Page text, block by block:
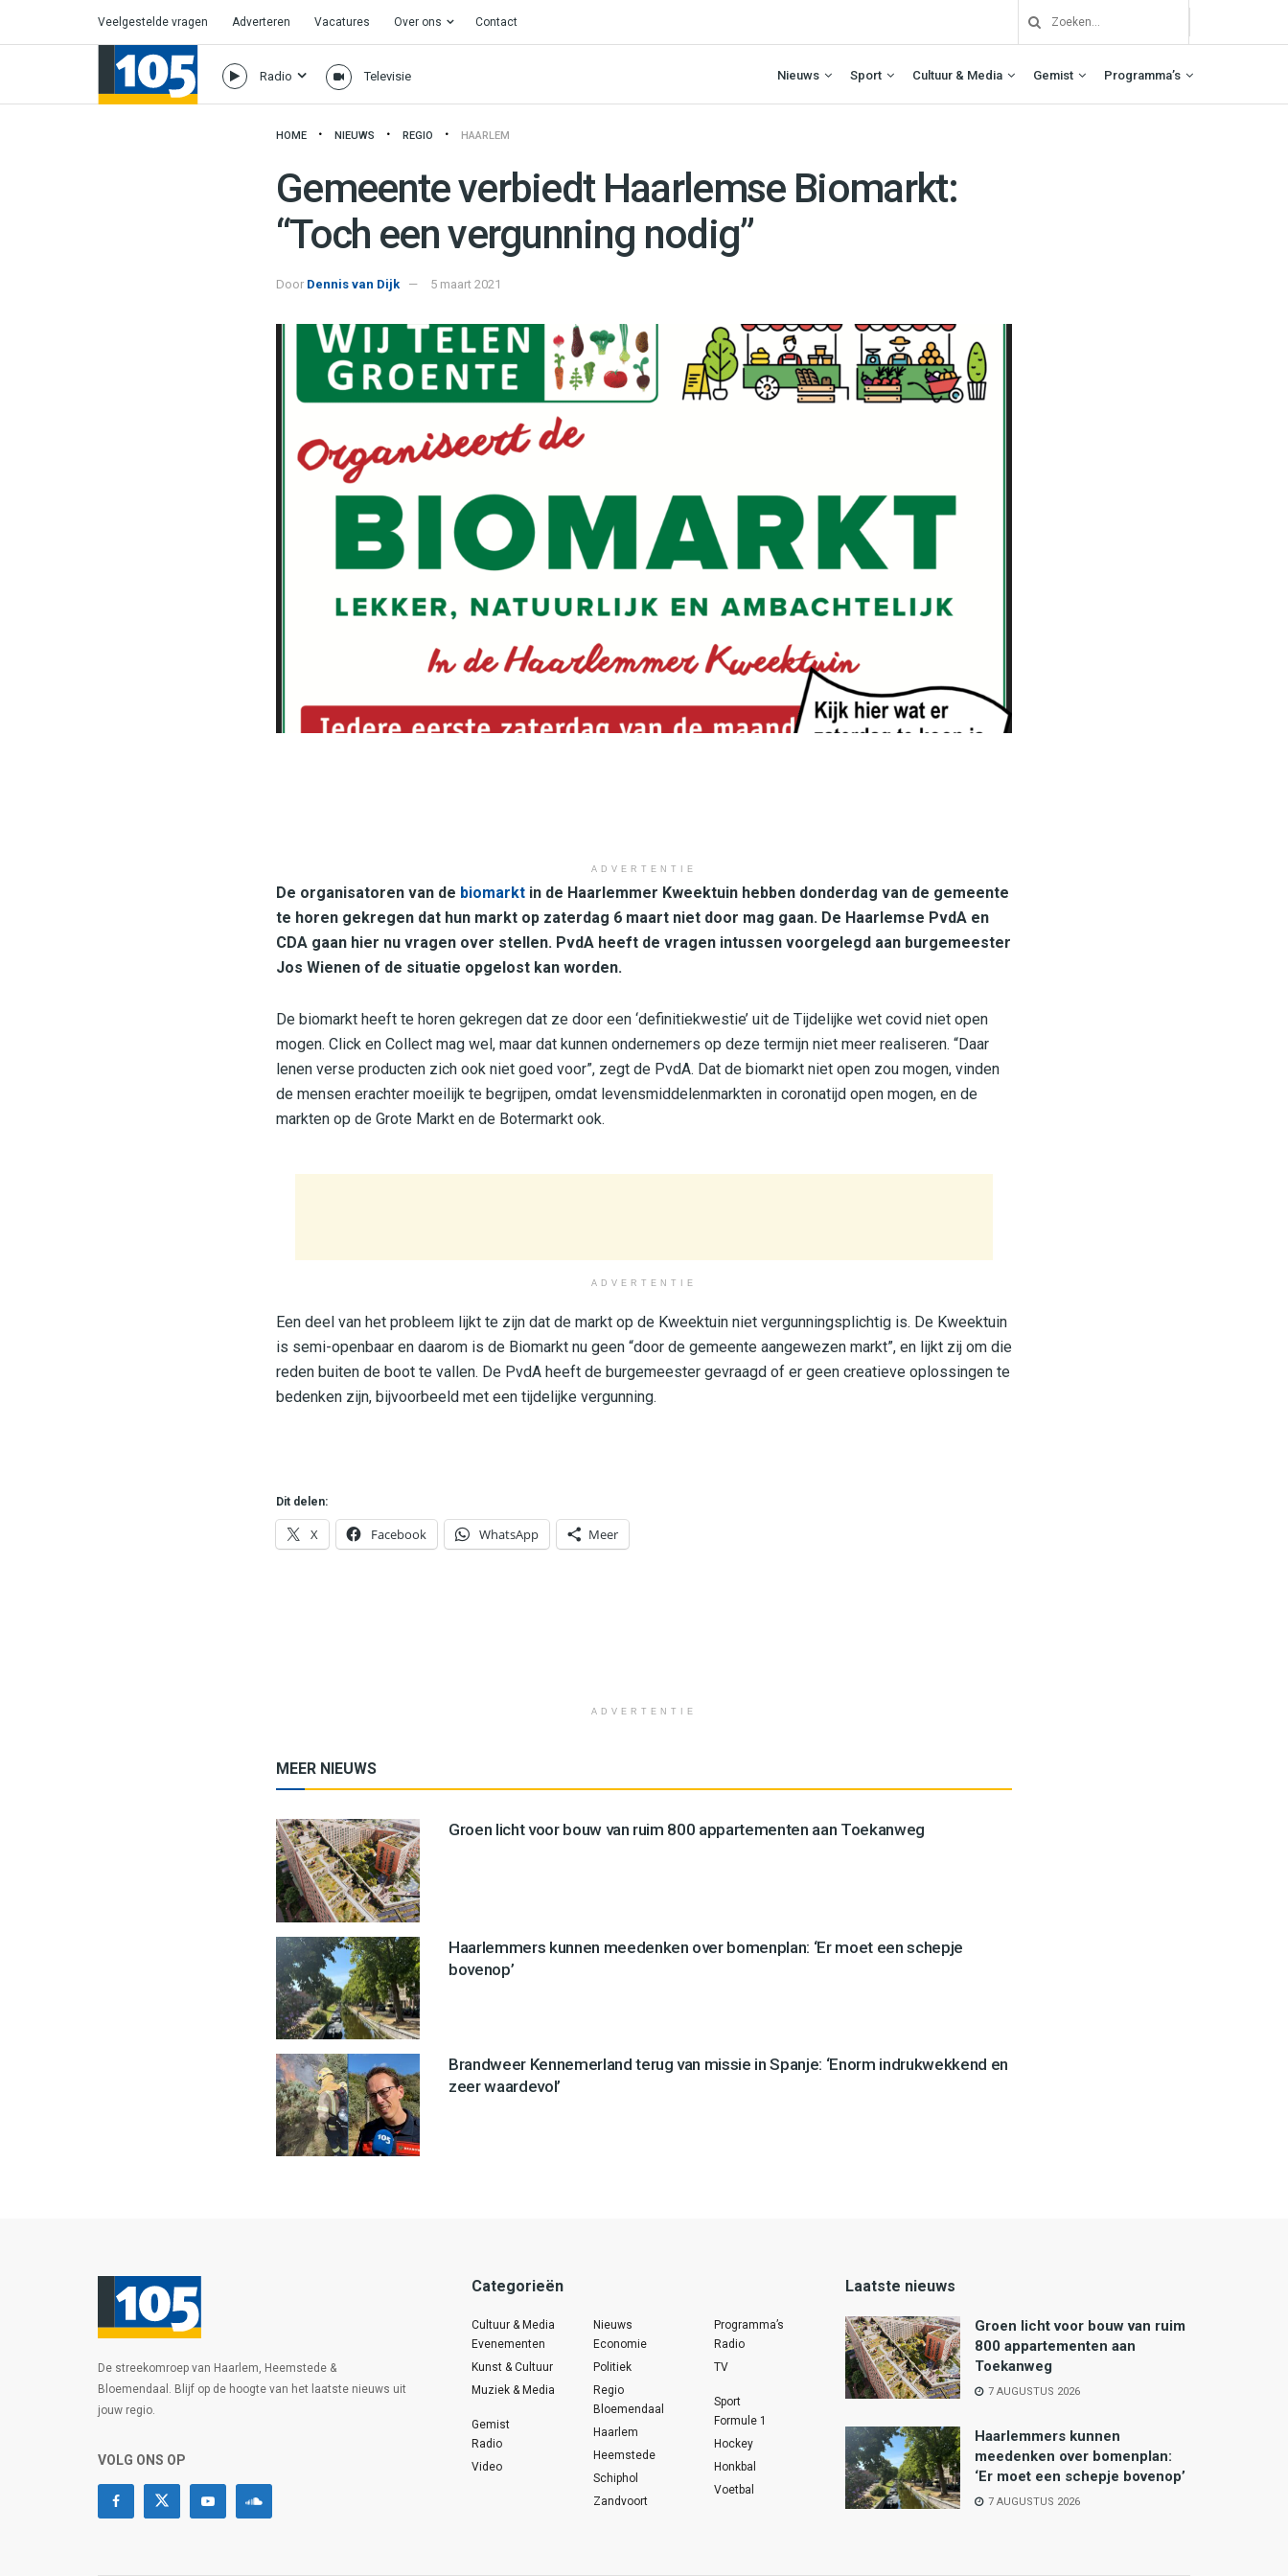
Veelgestelde vragen Adverteren Vacatures Over ons Contact
Radio Televisie Nieuws Sport Cultuur & Media Gemist Programma’s
HOME NIEUWS REGIO HAARLEM
Gemeente verbiedt Haarlemse Biomarkt:
“Toch een vergunning nodig”
Door Dennis van Dijk 5 maart 2021
ADVERTENTIE
De organisatoren van de biomarkt in de Haarlemmer Kweektuin hebben donderdag van de gemeente
te horen gekregen dat hun markt op zaterdag 6 maart niet door mag gaan. De Haarlemse PvdA en
CDA gaan hier nu vragen over stellen. PvdA heeft de vragen intussen voorgelegd aan burgemeester
Jos Wienen of de situatie opgelost kan worden.
De biomarkt heeft te horen gekregen dat ze door een ‘definitiekwestie’ uit de Tijdelijke wet covid niet open
mogen. Click en Collect mag wel, maar dat kunnen ondernemers op deze termijn niet meer realiseren. “Daar
lenen verse producten zich ook niet goed voor”, zegt de PvdA. Dat de biomarkt niet open zou mogen, vinden
de mensen erachter moeilijk te begrijpen, omdat levensmiddelenmarkten in coronatijd open mogen, en de
markten op de Grote Markt en de Botermarkt ook.
ADVERTENTIE
Een deel van het probleem lijkt te zijn dat de markt op de Kweektuin niet vergunningsplichtig is. De Kweektuin
is semi-openbaar en daarom is de Biomarkt nu geen “door de gemeente aangewezen markt”, en lijkt zij om die
reden buiten de boot te vallen. De PvdA heeft de burgemeester gevraagd of er geen creatieve oplossingen te
bedenken zijn, bijvoorbeeld met een tijdelijke vergunning.
Dit delen:
X Facebook WhatsApp Meer
ADVERTENTIE
MEER NIEUWS
Groen licht voor bouw van ruim 800 appartementen aan Toekanweg
Haarlemmers kunnen meedenken over bomenplan: ‘Er moet een schepje
bovenop’
Brandweer Kennemerland terug van missie in Spanje: ‘Enorm indrukwekkend en
zeer waardevol’
De streekomroep van Haarlem, Heemstede &
Bloemendaal. Blijf op de hoogte van het laatste nieuws uit
jouw regio.
VOLG ONS OP
Categorieën
Cultuur & Media
Evenementen
Kunst & Cultuur
Muziek & Media
Gemist
Radio
Video
Nieuws
Economie
Politiek
Regio
Bloemendaal
Haarlem
Heemstede
Schiphol
Zandvoort
Programma’s
Radio
TV
Sport
Formule 1
Hockey
Honkbal
Voetbal
Laatste nieuws
Groen licht voor bouw van ruim
800 appartementen aan
Toekanweg
7 AUGUSTUS 2026
Haarlemmers kunnen
meedenken over bomenplan:
‘Er moet een schepje bovenop’
7 AUGUSTUS 2026